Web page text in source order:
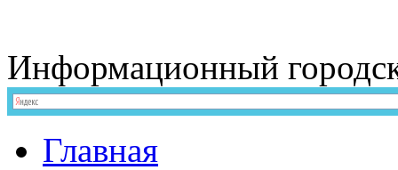
Информационный
Главная